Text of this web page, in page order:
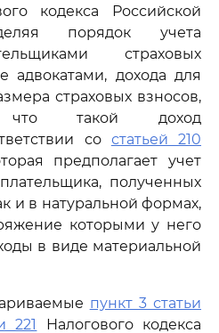
кодекса Российской
порядок учета
страховых
адвокатами, дохода для
страховых взносов,
что такой доход
со статьей 210
предполагает учет
полученных
и в натуральной формах,
которыми у него
в виде материальной
пункт 3 статьи
221
Налогового кодекса